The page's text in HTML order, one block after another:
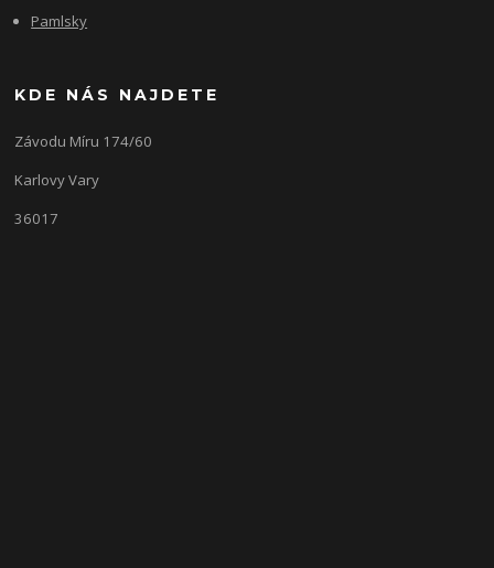
Pamlsky
KDE NÁS NAJDETE
Závodu Míru 174/60
Karlovy Vary
36017